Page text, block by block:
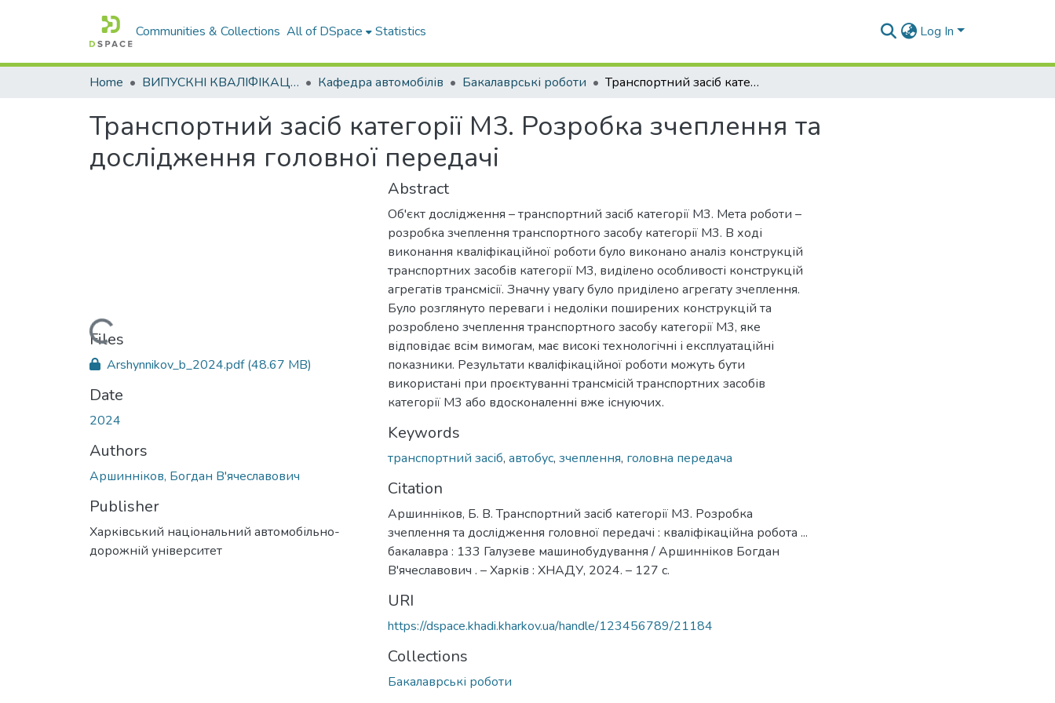
Communities & Collections All of DSpace Statistics Log In
Home ВИПУСКНІ КВАЛІФІКАЦІЙНІ РОБОТИ Кафедра автомобілів Бакалаврські роботи Транспортний засіб категорії М3. Розробка зчеплення та дослідження головної передачі
Транспортний засіб категорії М3. Розробка зчеплення та
дослідження головної передачі
Loading...
Files
Arshynnikov_b_2024.pdf(48.67 MB)
Date
2024
Authors
Аршинніков, Богдан В'ячеславович
Publisher
Харківський національний автомобільно-
дорожній університет
Abstract
Об'єкт дослідження – транспортний засіб категорії М3. Мета роботи –
розробка зчеплення транспортного засобу категорії М3. В ході
виконання кваліфікаційної роботи було виконано аналіз конструкцій
транспортних засобів категорії М3, виділено особливості конструкцій
агрегатів трансмісії. Значну увагу було приділено агрегату зчеплення.
Було розглянуто переваги і недоліки поширених конструкцій та
розроблено зчеплення транспортного засобу категорії М3, яке
відповідає всім вимогам, має високі технологічні і експлуатаційні
показники. Результати кваліфікаційної роботи можуть бути
використані при проєктуванні трансмісій транспортних засобів
категорії М3 або вдосконаленні вже існуючих.
Keywords
транспортний засіб, автобус, зчеплення, головна передача
Citation
Аршинніков, Б. В. Транспортний засіб категорії М3. Розробка
зчеплення та дослідження головної передачі : кваліфікаційна робота ...
бакалавра : 133 Галузеве машинобудування / Аршинніков Богдан
В'ячеславович . – Харків : ХНАДУ, 2024. – 127 с.
URI
https://dspace.khadi.kharkov.ua/handle/123456789/21184
Collections
Бакалаврські роботи